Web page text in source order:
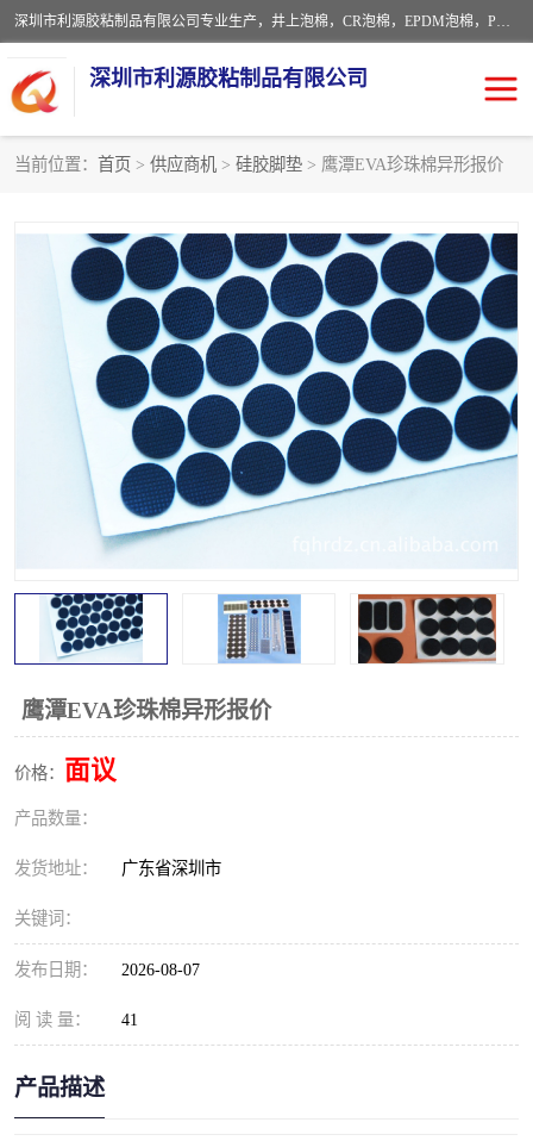
深圳市利源胶粘制品有限公司专业生产，井上泡棉，CR泡棉，EPDM泡棉，PORON泡棉厚度剖切，公差正负0.1mm，硅胶条，脚垫，异形一次成型，雕刻EVA海绵；包装材料:精密仪器、医疗器具、运输时缓冲、防震材料。建筑:住房装潢材料、房屋门窗密封；轻便、强韧性：轻便并且具有较强的韧性，良好的耐油性与耐溶剂性。隔热性：导热性低具有优越的保温性，具有的回弹性。
深圳市利源胶粘制品有限公司
当前位置： 首页 > 供应商机 > 硅胶脚垫 > 鹰潭EVA珍珠棉异形报价
鹰潭EVA珍珠棉异形报价
价格： 面议
产品数量：
发货地址： 广东省深圳市
关键词：
发布日期： 2026-08-07
阅 读 量： 41
产品描述
PORON泡棉 防火海绵
EVA珍珠棉异形 硅胶脚垫
佛橡胶泡棉